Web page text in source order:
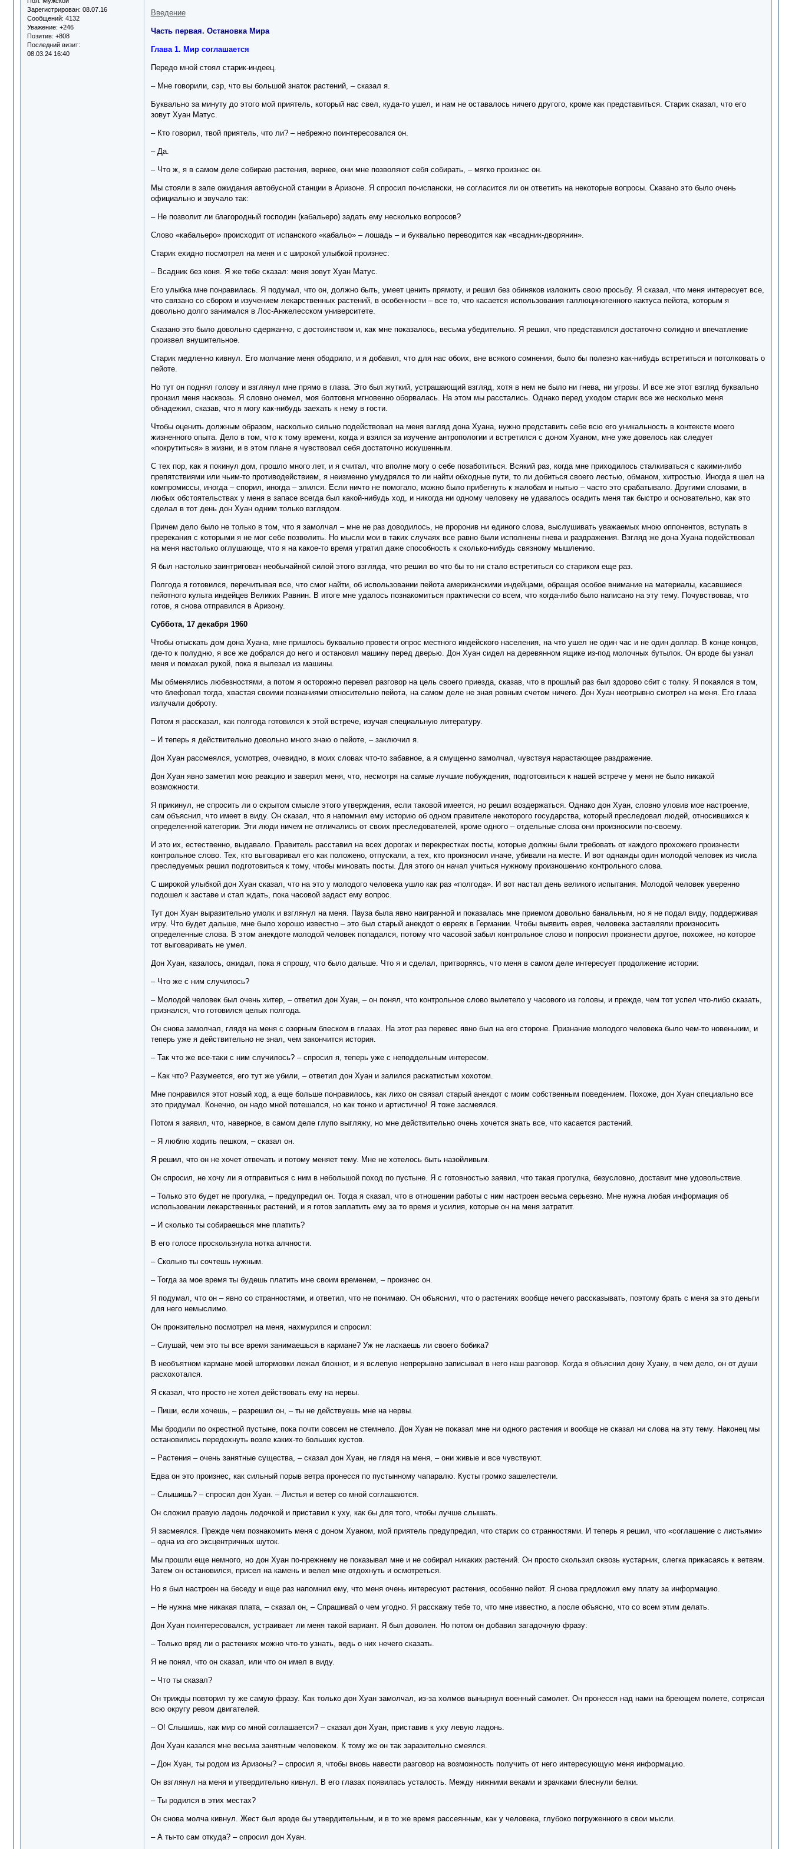
Зарегистрирован: 08.07.16
Сообщений: 4132
Уважение: +246
Позитив: +808
Последний визит:
08.03.24 16:40
Введение
Часть первая. Остановка Мира
Глава 1. Мир соглашается
Передо мной стоял старик-индеец.
– Мне говорили, сэр, что вы большой знаток растений, – сказал я.
Буквально за минуту до этого мой приятель, который нас свел, куда-то ушел, и нам не оставалось ничего другого, кроме как представиться. Старик сказал, что его
зовут Хуан Матус.
– Кто говорил, твой приятель, что ли? – небрежно поинтересовался он.
– Да.
– Что ж, я в самом деле собираю растения, вернее, они мне позволяют себя собирать, – мягко произнес он.
Мы стояли в зале ожидания автобусной станции в Аризоне. Я спросил по-испански, не согласится ли он ответить на некоторые вопросы. Сказано это было очень
официально и звучало так:
– Не позволит ли благородный господин (кабальеро) задать ему несколько вопросов?
Слово «кабальеро» происходит от испанского «кабальо» – лошадь – и буквально переводится как «всадник-дворянин».
Старик ехидно посмотрел на меня и с широкой улыбкой произнес:
– Всадник без коня. Я же тебе сказал: меня зовут Хуан Матус.
Его улыбка мне понравилась. Я подумал, что он, должно быть, умеет ценить прямоту, и решил без обиняков изложить свою просьбу. Я сказал, что меня интересует все,
что связано со сбором и изучением лекарственных растений, в особенности – все то, что касается использования галлюциногенного кактуса пейота, которым я
довольно долго занимался в Лос-Анжелесском университете.
Сказано это было довольно сдержанно, с достоинством и, как мне показалось, весьма убедительно. Я решил, что представился достаточно солидно и впечатление
произвел внушительное.
Старик медленно кивнул. Его молчание меня ободрило, и я добавил, что для нас обоих, вне всякого сомнения, было бы полезно как-нибудь встретиться и потолковать о
пейоте.
Но тут он поднял голову и взглянул мне прямо в глаза. Это был жуткий, устрашающий взгляд, хотя в нем не было ни гнева, ни угрозы. И все же этот взгляд буквально
пронзил меня насквозь. Я словно онемел, моя болтовня мгновенно оборвалась. На этом мы расстались. Однако перед уходом старик все же несколько меня
обнадежил, сказав, что я могу как-нибудь заехать к нему в гости.
Чтобы оценить должным образом, насколько сильно подействовал на меня взгляд дона Хуана, нужно представить себе всю его уникальность в контексте моего
жизненного опыта. Дело в том, что к тому времени, когда я взялся за изучение антропологии и встретился с доном Хуаном, мне уже довелось как следует
«покрутиться» в жизни, и в этом плане я чувствовал себя достаточно искушенным.
С тех пор, как я покинул дом, прошло много лет, и я считал, что вполне могу о себе позаботиться. Всякий раз, когда мне приходилось сталкиваться с какими-либо
препятствиями или чьим-то противодействием, я неизменно умудрялся то ли найти обходные пути, то ли добиться своего лестью, обманом, хитростью. Иногда я шел на
компромиссы, иногда – спорил, иногда – злился. Если ничто не помогало, можно было прибегнуть к жалобам и нытью – часто это срабатывало. Другими словами, в
любых обстоятельствах у меня в запасе всегда был какой-нибудь ход, и никогда ни одному человеку не удавалось осадить меня так быстро и основательно, как это
сделал в тот день дон Хуан одним только взглядом.
Причем дело было не только в том, что я замолчал – мне не раз доводилось, не проронив ни единого слова, выслушивать уважаемых мною оппонентов, вступать в
пререкания с которыми я не мог себе позволить. Но мысли мои в таких случаях все равно были исполнены гнева и раздражения. Взгляд же дона Хуана подействовал
на меня настолько оглушающе, что я на какое-то время утратил даже способность к сколько-нибудь связному мышлению.
Я был настолько заинтригован необычайной силой этого взгляда, что решил во что бы то ни стало встретиться со стариком еще раз.
Полгода я готовился, перечитывая все, что смог найти, об использовании пейота американскими индейцами, обращая особое внимание на материалы, касавшиеся
пейотного культа индейцев Великих Равнин. В итоге мне удалось познакомиться практически со всем, что когда-либо было написано на эту тему. Почувствовав, что
готов, я снова отправился в Аризону.
Суббота, 17 декабря 1960
Чтобы отыскать дом дона Хуана, мне пришлось буквально провести опрос местного индейского населения, на что ушел не один час и не один доллар. В конце концов,
где-то к полудню, я все же добрался до него и остановил машину перед дверью. Дон Хуан сидел на деревянном ящике из-под молочных бутылок. Он вроде бы узнал
меня и помахал рукой, пока я вылезал из машины.
Мы обменялись любезностями, а потом я осторожно перевел разговор на цель своего приезда, сказав, что в прошлый раз был здорово сбит с толку. Я покаялся в том,
что блефовал тогда, хвастая своими познаниями относительно пейота, на самом деле не зная ровным счетом ничего. Дон Хуан неотрывно смотрел на меня. Его глаза
излучали доброту.
Потом я рассказал, как полгода готовился к этой встрече, изучая специальную литературу.
– И теперь я действительно довольно много знаю о пейоте, – заключил я.
Дон Хуан рассмеялся, усмотрев, очевидно, в моих словах что-то забавное, а я смущенно замолчал, чувствуя нарастающее раздражение.
Дон Хуан явно заметил мою реакцию и заверил меня, что, несмотря на самые лучшие побуждения, подготовиться к нашей встрече у меня не было никакой
возможности.
Я прикинул, не спросить ли о скрытом смысле этого утверждения, если таковой имеется, но решил воздержаться. Однако дон Хуан, словно уловив мое настроение,
сам объяснил, что имеет в виду. Он сказал, что я напомнил ему историю об одном правителе некоторого государства, который преследовал людей, относившихся к
определенной категории. Эти люди ничем не отличались от своих преследователей, кроме одного – отдельные слова они произносили по-своему.
И это их, естественно, выдавало. Правитель расставил на всех дорогах и перекрестках посты, которые должны были требовать от каждого прохожего произнести
контрольное слово. Тех, кто выговаривал его как положено, отпускали, а тех, кто произносил иначе, убивали на месте. И вот однажды один молодой человек из числа
преследуемых решил подготовиться к тому, чтобы миновать посты. Для этого он начал учиться нужному произношению контрольного слова.
С широкой улыбкой дон Хуан сказал, что на это у молодого человека ушло как раз «полгода». И вот настал день великого испытания. Молодой человек уверенно
подошел к заставе и стал ждать, пока часовой задаст ему вопрос.
Тут дон Хуан выразительно умолк и взглянул на меня. Пауза была явно наигранной и показалась мне приемом довольно банальным, но я не подал виду, поддерживая
игру. Что будет дальше, мне было хорошо известно – это был старый анекдот о евреях в Германии. Чтобы выявить еврея, человека заставляли произносить
определенные слова. В этом анекдоте молодой человек попадался, потому что часовой забыл контрольное слово и попросил произнести другое, похожее, но которое
тот выговаривать не умел.
Дон Хуан, казалось, ожидал, пока я спрошу, что было дальше. Что я и сделал, притворяясь, что меня в самом деле интересует продолжение истории:
– Что же с ним случилось?
– Молодой человек был очень хитер, – ответил дон Хуан, – он понял, что контрольное слово вылетело у часового из головы, и прежде, чем тот успел что-либо сказать,
признался, что готовился целых полгода.
Он снова замолчал, глядя на меня с озорным блеском в глазах. На этот раз перевес явно был на его стороне. Признание молодого человека было чем-то новеньким, и
теперь уже я действительно не знал, чем закончится история.
– Так что же все-таки с ним случилось? – спросил я, теперь уже с неподдельным интересом.
– Как что? Разумеется, его тут же убили, – ответил дон Хуан и залился раскатистым хохотом.
Мне понравился этот новый ход, а еще больше понравилось, как лихо он связал старый анекдот с моим собственным поведением. Похоже, дон Хуан специально все
это придумал. Конечно, он надо мной потешался, но как тонко и артистично! Я тоже засмеялся.
Потом я заявил, что, наверное, в самом деле глупо выгляжу, но мне действительно очень хочется знать все, что касается растений.
– Я люблю ходить пешком, – сказал он.
Я решил, что он не хочет отвечать и потому меняет тему. Мне не хотелось быть назойливым.
Он спросил, не хочу ли я отправиться с ним в небольшой поход по пустыне. Я с готовностью заявил, что такая прогулка, безусловно, доставит мне удовольствие.
– Только это будет не прогулка, – предупредил он. Тогда я сказал, что в отношении работы с ним настроен весьма серьезно. Мне нужна любая информация об
использовании лекарственных растений, и я готов заплатить ему за то время и усилия, которые он на меня затратит.
– И сколько ты собираешься мне платить?
В его голосе проскользнула нотка алчности.
– Сколько ты сочтешь нужным.
– Тогда за мое время ты будешь платить мне своим временем, – произнес он.
Я подумал, что он – явно со странностями, и ответил, что не понимаю. Он объяснил, что о растениях вообще нечего рассказывать, поэтому брать с меня за это деньги
для него немыслимо.
Он пронзительно посмотрел на меня, нахмурился и спросил:
– Слушай, чем это ты все время занимаешься в кармане? Уж не ласкаешь ли своего бобика?
В необъятном кармане моей штормовки лежал блокнот, и я вслепую непрерывно записывал в него наш разговор. Когда я объяснил дону Хуану, в чем дело, он от души
расхохотался.
Я сказал, что просто не хотел действовать ему на нервы.
– Пиши, если хочешь, – разрешил он, – ты не действуешь мне на нервы.
Мы бродили по окрестной пустыне, пока почти совсем не стемнело. Дон Хуан не показал мне ни одного растения и вообще не сказал ни слова на эту тему. Наконец мы
остановились передохнуть возле каких-то больших кустов.
– Растения – очень занятные существа, – сказал дон Хуан, не глядя на меня, – они живые и все чувствуют.
Едва он это произнес, как сильный порыв ветра пронесся по пустынному чапаралю. Кусты громко зашелестели.
– Слышишь? – спросил дон Хуан. – Листья и ветер со мной соглашаются.
Он сложил правую ладонь лодочкой и приставил к уху, как бы для того, чтобы лучше слышать.
Я засмеялся. Прежде чем познакомить меня с доном Хуаном, мой приятель предупредил, что старик со странностями. И теперь я решил, что «соглашение с листьями»
– одна из его эксцентричных шуток.
Мы прошли еще немного, но дон Хуан по-прежнему не показывал мне и не собирал никаких растений. Он просто скользил сквозь кустарник, слегка прикасаясь к ветвям.
Затем он остановился, присел на камень и велел мне отдохнуть и осмотреться.
Но я был настроен на беседу и еще раз напомнил ему, что меня очень интересуют растения, особенно пейот. Я снова предложил ему плату за информацию.
– Не нужна мне никакая плата, – сказал он, – Спрашивай о чем угодно. Я расскажу тебе то, что мне известно, а после объясню, что со всем этим делать.
Дон Хуан поинтересовался, устраивает ли меня такой вариант. Я был доволен. Но потом он добавил загадочную фразу:
– Только вряд ли о растениях можно что-то узнать, ведь о них нечего сказать.
Я не понял, что он сказал, или что он имел в виду.
– Что ты сказал?
Он трижды повторил ту же самую фразу. Как только дон Хуан замолчал, из-за холмов вынырнул военный самолет. Он пронесся над нами на бреющем полете, сотрясая
всю округу ревом двигателей.
– О! Слышишь, как мир со мной соглашается? – сказал дон Хуан, приставив к уху левую ладонь.
Дон Хуан казался мне весьма занятным человеком. К тому же он так заразительно смеялся.
– Дон Хуан, ты родом из Аризоны? – спросил я, чтобы вновь навести разговор на возможность получить от него интересующую меня информацию.
Он взглянул на меня и утвердительно кивнул. В его глазах появилась усталость. Между нижними веками и зрачками блеснули белки.
– Ты родился в этих местах?
Он снова молча кивнул. Жест был вроде бы утвердительным, и в то же время рассеянным, как у человека, глубоко погруженного в свои мысли.
– А ты-то сам откуда? – спросил дон Хуан.